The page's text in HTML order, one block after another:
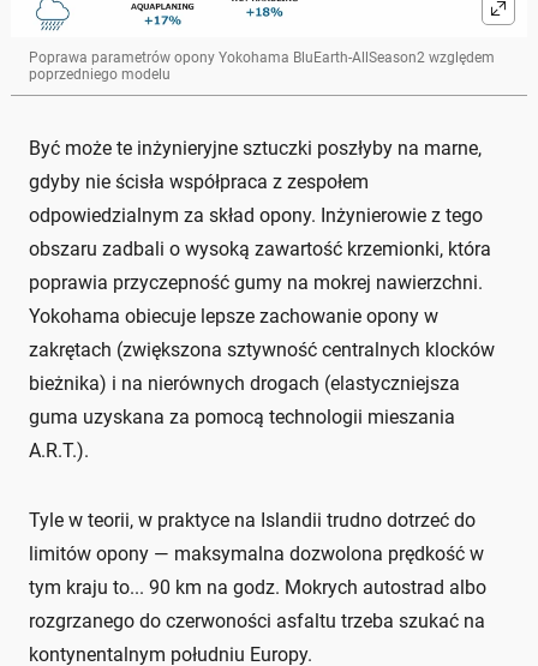
Poprawa parametrów opony Yokohama BluEarth-AllSeason2 względem
poprzedniego modelu
Być może te inżynieryjne sztuczki poszłyby na marne,
gdyby nie ścisła współpraca z zespołem
odpowiedzialnym za skład opony. Inżynierowie z tego
obszaru zadbali o wysoką zawartość krzemionki, która
poprawia przyczepność gumy na mokrej nawierzchni.
Yokohama obiecuje lepsze zachowanie opony w
zakrętach (zwiększona sztywność centralnych klocków
bieżnika) i na nierównych drogach (elastyczniejsza
guma uzyskana za pomocą technologii mieszania
A.R.T.).
Tyle w teorii, w praktyce na Islandii trudno dotrzeć do
limitów opony — maksymalna dozwolona prędkość w
tym kraju to... 90 km na godz. Mokrych autostrad albo
rozgrzanego do czerwoności asfaltu trzeba szukać na
kontynentalnym południu Europy.